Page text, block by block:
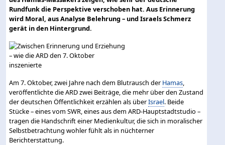
Rundfunk die Perspektive verschoben hat. Aus Erinnerung
wird Moral, aus Analyse Belehrung – und Israels Schmerz
gerät in den Hintergrund.
Am 7. Oktober, zwei Jahre nach dem Blutrausch der Hamas,
veröffentlichte die ARD zwei Beiträge, die mehr über den Zustand
der deutschen Öffentlichkeit erzählen als überIsrael. Beide
Stücke – eines vom SWR, eines aus dem ARD-Hauptstadtstudio –
tragen die Handschrift einer Medienkultur, die sich in moralischer
Selbstbetrachtung wohler fühlt als in nüchterner
Berichterstattung.